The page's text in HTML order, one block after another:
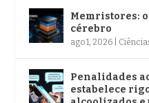
Memristores:
cérebro
ago 1, 2026
Penalidades
estabelece